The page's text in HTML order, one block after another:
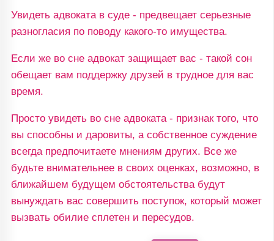
Увидеть адвоката в суде - предвещает серьезные
разногласия по поводу какого-то имущества.
Если же во сне адвокат защищает вас - такой сон
обещает вам поддержку друзей в трудное для вас
время.
Просто увидеть во сне адвоката - признак того, что
вы способны и даровиты, а собственное суждение
всегда предпочитаете мнениям других. Все же
будьте внимательнее в своих оценках, возможно, в
ближайшем будущем обстоятельства будут
вынуждать вас совершить поступок, который может
вызвать обилие сплетен и пересудов.